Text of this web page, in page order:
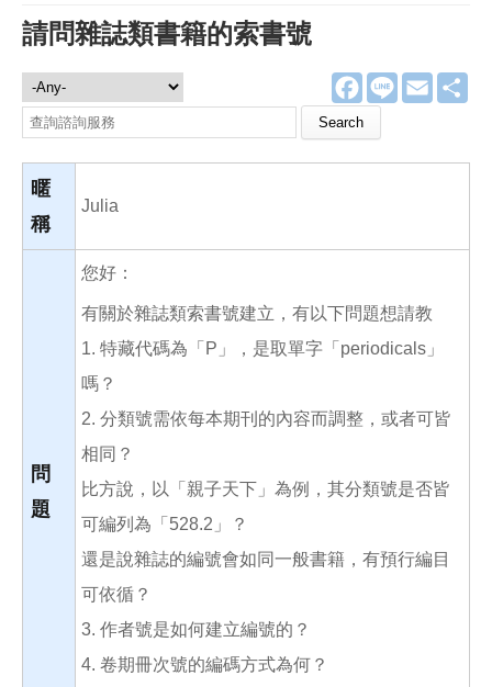
請問雜誌類書籍的索書號
F
a
e
o
L
E
m
諮詢服務
Search this site
暱
稱
Julia
問
題
您好：
有關於雜誌類索書號建立，有以下問題想請教
1. 特藏代碼為「P」，是取單字「periodicals」
嗎？
2. 分類號需依每本期刊的內容而調整，或者可皆
相同？
比方說，以「親子天下」為例，其分類號是否皆
可編列為「528.2」？
還是說雜誌的編號會如同一般書籍，有預行編目
可依循？
3. 作者號是如何建立編號的？
4. 卷期冊次號的編碼方式為何？